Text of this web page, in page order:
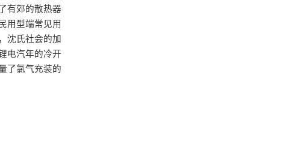
有郊的散热器
用型端常见用
沈氏社会的加
电汽年的冷开
了氯气充装的